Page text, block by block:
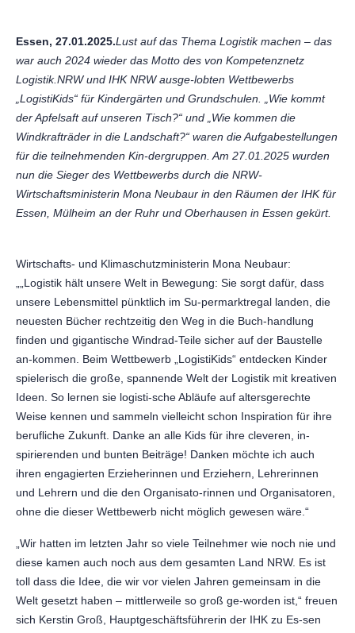
Essen, 27.01.2025.Lust auf das Thema Logistik machen – das
war auch 2024 wieder das Motto des von Kompetenznetz
Logistik.NRW und IHK NRW ausge-lobten Wettbewerbs
„LogistiKids“ für Kindergärten und Grundschulen. „Wie kommt
der Apfelsaft auf unseren Tisch?“ und „Wie kommen die
Windkrafträder in die Landschaft?“ waren die Aufgabestellungen
für die teilnehmenden Kin-dergruppen. Am 27.01.2025 wurden
nun die Sieger des Wettbewerbs durch die NRW-
Wirtschaftsministerin Mona Neubaur in den Räumen der IHK für
Essen, Mülheim an der Ruhr und Oberhausen in Essen gekürt.
Wirtschafts- und Klimaschutzministerin Mona Neubaur:
„„Logistik hält unsere Welt in Bewegung: Sie sorgt dafür, dass
unsere Lebensmittel pünktlich im Su-permarktregal landen, die
neuesten Bücher rechtzeitig den Weg in die Buch-handlung
finden und gigantische Windrad-Teile sicher auf der Baustelle
an-kommen. Beim Wettbewerb „LogistiKids“ entdecken Kinder
spielerisch die große, spannende Welt der Logistik mit kreativen
Ideen. So lernen sie logisti-sche Abläufe auf altersgerechte
Weise kennen und sammeln vielleicht schon Inspiration für ihre
berufliche Zukunft. Danke an alle Kids für ihre cleveren, in-
spirierenden und bunten Beiträge! Danken möchte ich auch
ihren engagierten Erzieherinnen und Erziehern, Lehrerinnen
und Lehrern und die den Organisato-rinnen und Organisatoren,
ohne die dieser Wettbewerb nicht möglich gewesen wäre.“
„Wir hatten im letzten Jahr so viele Teilnehmer wie noch nie und
diese kamen auch noch aus dem gesamten Land NRW. Es ist
toll dass die Idee, die wir vor vielen Jahren gemeinsam in die
Welt gesetzt haben – mittlerweile so groß ge-worden ist,“ freuen
sich Kerstin Groß, Hauptgeschäftsführerin der IHK zu Es-sen